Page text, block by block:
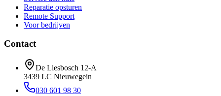
Reparatie opsturen
Remote Support
Voor bedrijven
Contact
De Liesbosch 12-A
3439 LC Nieuwegein
030 601 98 30